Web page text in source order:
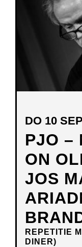
PJO –
ON
JOS
REPETITIE
DINER)
DO 10